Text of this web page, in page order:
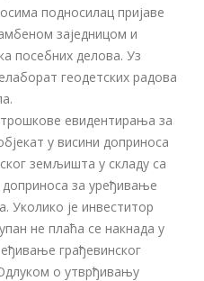
подносилац пријаве
заједницом и
посебних делова. Уз
геодетских радова
евидентирања за
у висини доприноса
земљишта у складу са
за уређивање
Уколико је инвеститор
не плаћа се накнада у
грађевинског
о утврђивању